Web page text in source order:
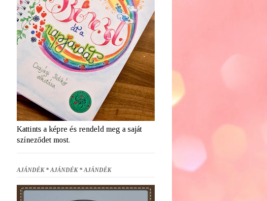
Kattints a képre és rendeld meg a saját
színeződet most.
AJÁNDÉK * AJÁNDÉK * AJÁNDÉK